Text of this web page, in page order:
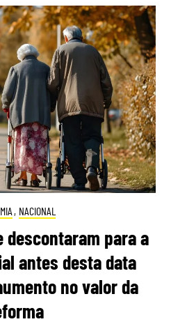
, NACIONAL
descontaram para a
antes desta data
no valor da